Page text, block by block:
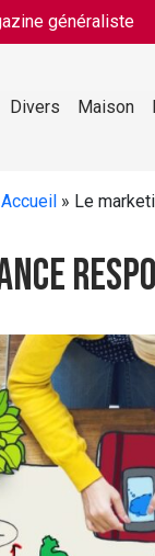
généraliste
Divers Maison
Accueil » Le